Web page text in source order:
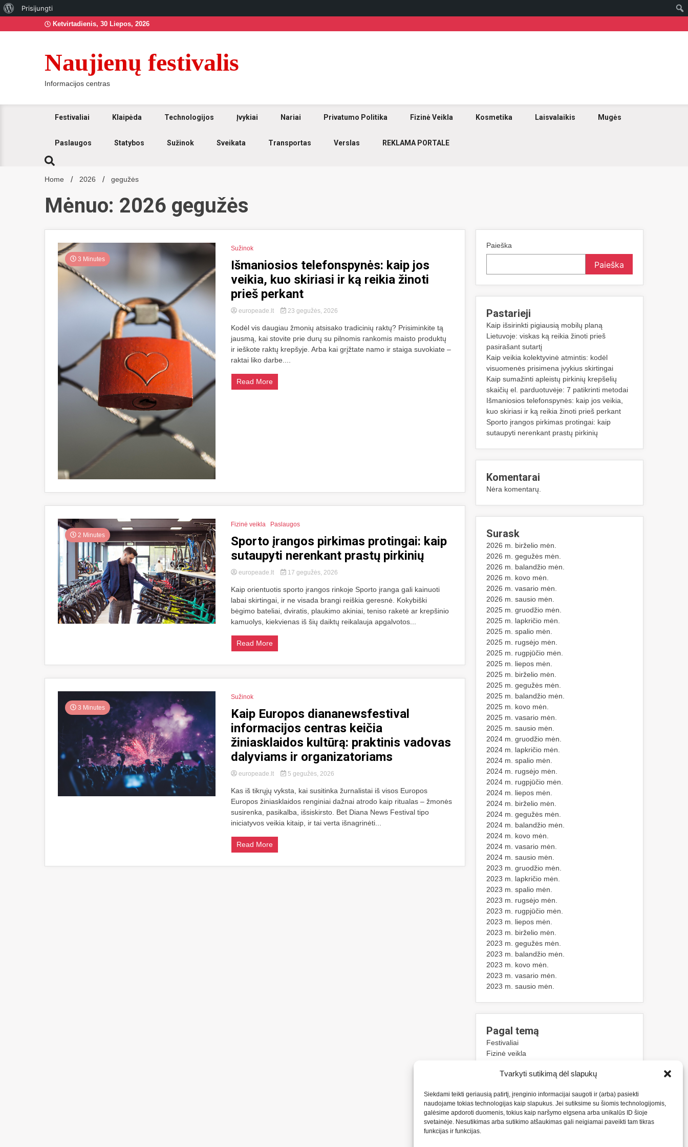
Tvarkyti sutikimą dėl slapukų
Siekdami teikti geriausią patirtį, įrenginio informacijai saugoti ir (arba) pasiekti
naudojame tokias technologijas kaip slapukus. Jei sutiksime su šiomis technologijomis,
galėsime apdoroti duomenis, tokius kaip naršymo elgsena arba unikalūs ID šioje
svetainėje. Nesutikimas arba sutikimo atšaukimas gali neigiamai paveikti tam tikras
funkcijas ir funkcijas.
Apie
WordPress
Prisijungti
to
Ketvirtadienis, 30 Liepos, 2026
Naujienų festivalis
Informacijos centras
Festivaliai Klaipėda Technologijos Įvykiai Nariai Privatumo Politika Fizinė Veikla Kosmetika Laisvalaikis Mugės
Paslaugos Statybos Sužinok Sveikata Transportas Verslas REKLAMA PORTALE
Home 2026 gegužės
Mėnuo: 2026 gegužės
3 Minutes
Sužinok
Išmaniosios telefonspynės: kaip jos
veikia, kuo skiriasi ir ką reikia žinoti
prieš perkant
europeade.lt 23 gegužės, 2026
Kodėl vis daugiau žmonių atsisako tradicinių raktų? Prisiminkite tą
jausmą, kai stovite prie durų su pilnomis rankomis maisto produktų
ir ieškote raktų krepšyje. Arba kai grįžtate namo ir staiga suvokiate –
raktai liko darbe....
Read More
2 Minutes
Fizinė veikla Paslaugos
Sporto įrangos pirkimas protingai: kaip
sutaupyti nerenkant prastų pirkinių
europeade.lt 17 gegužės, 2026
Kaip orientuotis sporto įrangos rinkoje Sporto įranga gali kainuoti
labai skirtingai, ir ne visada brangi reiškia geresnė. Kokybiški
bėgimo bateliai, dviratis, plaukimo akiniai, teniso raketė ar krepšinio
kamuolys, kiekvienas iš šių daiktų reikalauja apgalvotos...
Read More
3 Minutes
Sužinok
Kaip Europos diananewsfestival
informacijos centras keičia
žiniasklaidos kultūrą: praktinis vadovas
dalyviams ir organizatoriams
europeade.lt 5 gegužės, 2026
Kas iš tikrųjų vyksta, kai susitinka žurnalistai iš visos Europos
Europos žiniasklaidos renginiai dažnai atrodo kaip ritualas – žmonės
susirenka, pasikalba, išsiskirsto. Bet Diana News Festival tipo
iniciatyvos veikia kitaip, ir tai verta išnagrinėti...
Read More
Paieška
Paieška
Pastarieji
Kaip išsirinkti pigiausią mobilų planą
Lietuvoje: viskas ką reikia žinoti prieš
pasirašant sutartį
Kaip veikia kolektyvinė atmintis: kodėl
visuomenės prisimena įvykius skirtingai
Kaip sumažinti apleistų pirkinių krepšelių
skaičių el. parduotuvėje: 7 patikrinti metodai
Išmaniosios telefonspynės: kaip jos veikia,
kuo skiriasi ir ką reikia žinoti prieš perkant
Sporto įrangos pirkimas protingai: kaip
sutaupyti nerenkant prastų pirkinių
Komentarai
Nėra komentarų.
Surask
2026 m. birželio mėn.
2026 m. gegužės mėn.
2026 m. balandžio mėn.
2026 m. kovo mėn.
2026 m. vasario mėn.
2026 m. sausio mėn.
2025 m. gruodžio mėn.
2025 m. lapkričio mėn.
2025 m. spalio mėn.
2025 m. rugsėjo mėn.
2025 m. rugpjūčio mėn.
2025 m. liepos mėn.
2025 m. birželio mėn.
2025 m. gegužės mėn.
2025 m. balandžio mėn.
2025 m. kovo mėn.
2025 m. vasario mėn.
2025 m. sausio mėn.
2024 m. gruodžio mėn.
2024 m. lapkričio mėn.
2024 m. spalio mėn.
2024 m. rugsėjo mėn.
2024 m. rugpjūčio mėn.
2024 m. liepos mėn.
2024 m. birželio mėn.
2024 m. gegužės mėn.
2024 m. balandžio mėn.
2024 m. kovo mėn.
2024 m. vasario mėn.
2024 m. sausio mėn.
2023 m. gruodžio mėn.
2023 m. lapkričio mėn.
2023 m. spalio mėn.
2023 m. rugsėjo mėn.
2023 m. rugpjūčio mėn.
2023 m. liepos mėn.
2023 m. birželio mėn.
2023 m. gegužės mėn.
2023 m. balandžio mėn.
2023 m. kovo mėn.
2023 m. vasario mėn.
2023 m. sausio mėn.
Pagal temą
Festivaliai
Fizinė veikla
Kosmetika
Mugės
Paslaugos
Statybos